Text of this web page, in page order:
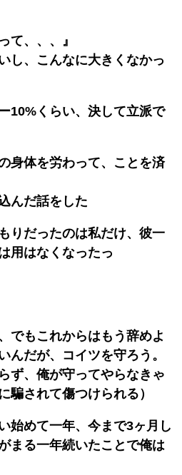
て、、、』
し、こんなに大きくなかっ
10%くらい、決して立派で
身体を労わって、ことを済
んだ話をした
りだったのは私だけ、彼一
用はなくなったっ
でもこれからはもう辞めよ
んだが、コイツを守ろう。
ず、俺が守ってやらなきゃ
騙されて傷つけられる）
始めて一年、今まで3ヶ月し
まる一年続いたことで俺は